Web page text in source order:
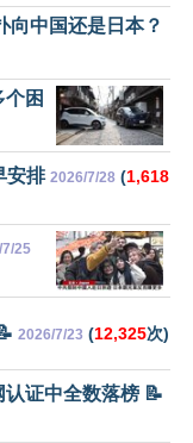
向中国还是日本？
个困
安排 2026/7/28 (1,618
25
2026/7/23 (12,325次)
证中全数落榜 📝